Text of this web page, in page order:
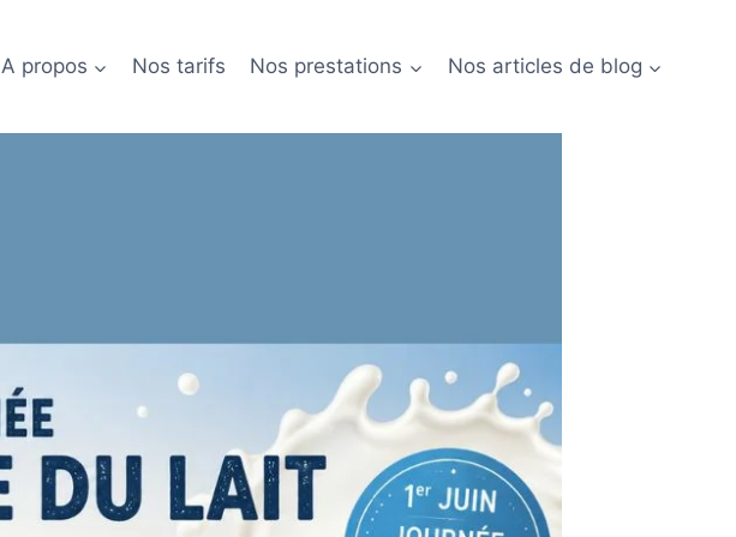
A propos Nos tarifs Nos prestations Nos articles de blog